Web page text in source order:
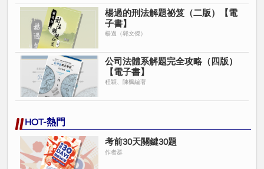
本書對於重要時事或是較為深入的議題，會以專題討論的方式，讓
讀者對於民法的深入議題不再恐懼，帶你更上層樓，完全攻略民法
總則。
‧精選試題‧打鐵趁熱
本書嚴選截至114年7月重要的司律、法研所以及各校轉學考考試的
題目，透過參考答案的講解，讓你在考試程楓破浪，完全攻略民法
總則重要考題。
▌作者簡介
※律師高考及格
※台大法研所民事法組
楊過的刑法解題祕笈（二版）【電
子書】
楊過（郭文傑）
公司法體系解題完全攻略（四版）
【電子書】
程穎、陳楓編著
HOT-熱門
考前30天關鍵30題
作者群